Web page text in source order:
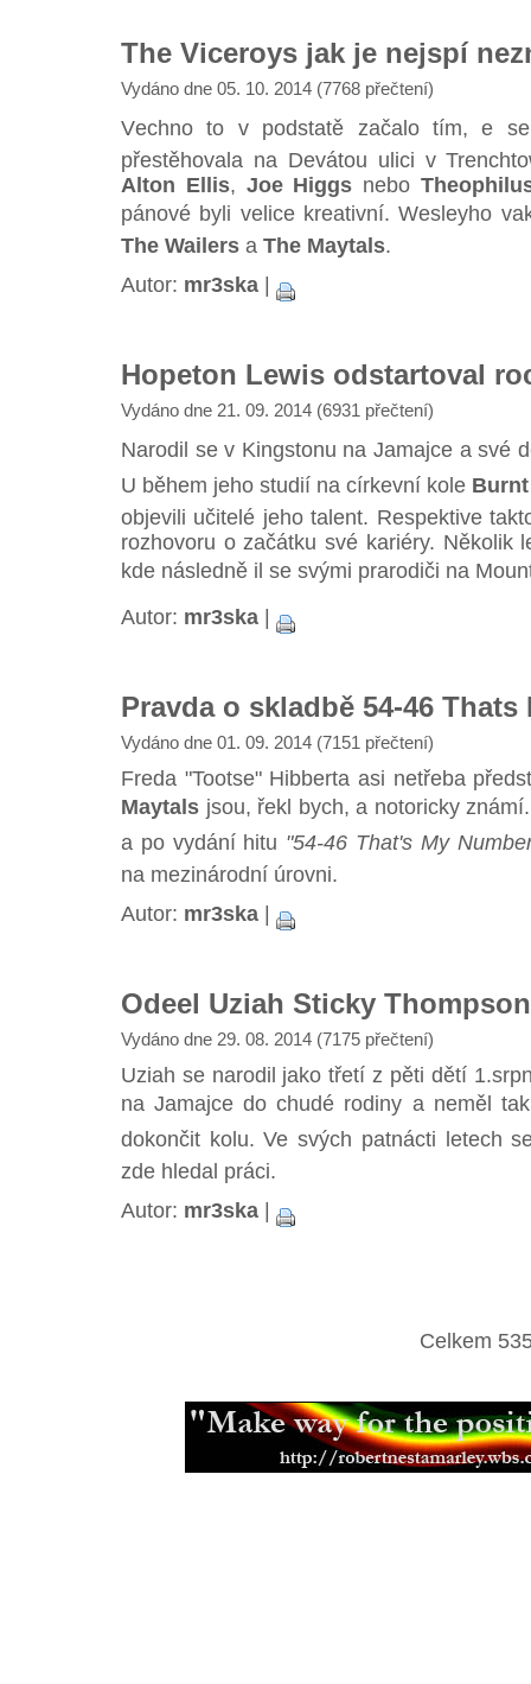
The Viceroys jak je nejspí
Vydáno dne 05. 10. 2014 (7768 přečtení)
Vechno to v podstatě začalo tím, e
přestěhovala na Devátou ulici v
Alton Ellis, Joe Higgs nebo
pánové byli velice kreativní. Wesleyho
The Wailers a The Maytals.
Autor: mr3ska
Hopeton Lewis odstartoval
Vydáno dne 21. 09. 2014 (6931 přečtení)
Narodil se v Kingstonu na Jamajce a své
U během jeho studií na církevní kole
objevili učitelé jeho talent. Respektive
rozhovoru o začátku své kariéry. Několik
kde následně il se svými prarodiči na
Autor: mr3ska
Pravda o skladbě 54-46 Thats
Vydáno dne 01. 09. 2014 (7151 přečtení)
Freda "Tootse" Hibberta asi netřeba
Maytals jsou, řekl bych, a notoricky
a po vydání hitu "54-46 That's My
na mezinárodní úrovni.
Autor: mr3ska
Odeel Uziah Sticky Thompson
Vydáno dne 29. 08. 2014 (7175 přečtení)
Uziah se narodil jako třetí z pěti dětí
na Jamajce do chudé rodiny a neměl tak
dokončit kolu. Ve svých patnácti letech
zde hledal práci.
Autor: mr3ska
Celkem